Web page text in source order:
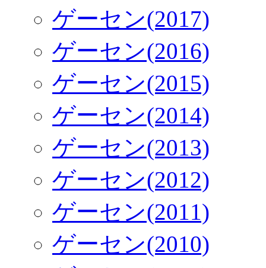
ゲーセン(2017)
ゲーセン(2016)
ゲーセン(2015)
ゲーセン(2014)
ゲーセン(2013)
ゲーセン(2012)
ゲーセン(2011)
ゲーセン(2010)